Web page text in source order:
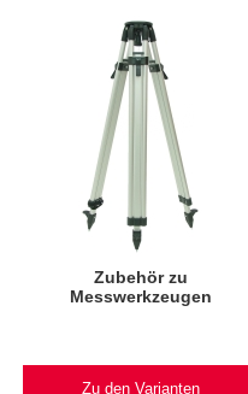
Zubehör zu
Messwerkzeugen
Zu den Varianten